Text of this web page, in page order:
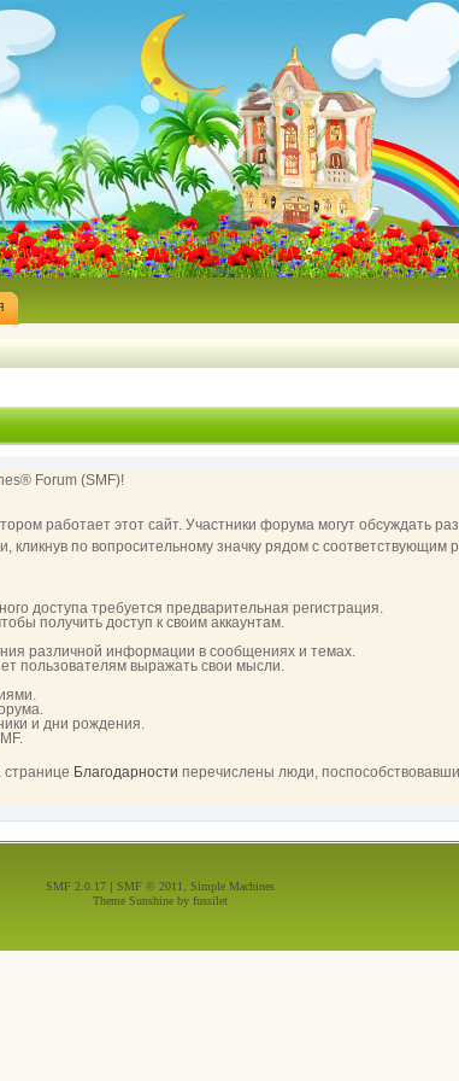
Forum (SMF)!
работает этот сайт. Участники форума могут обсуждать
по вопросительному значку рядом с соответствующим
доступа требуется предварительная регистрация.
получить доступ к своим аккаунтам.
различной информации в сообщениях и темах.
пользователям выражать свои мысли.
и дни рождения.
странице Благодарности перечислены люди,
SMF 2.0.17 | SMF © 2011
Simple Machines
Theme Sunshine by fussilet